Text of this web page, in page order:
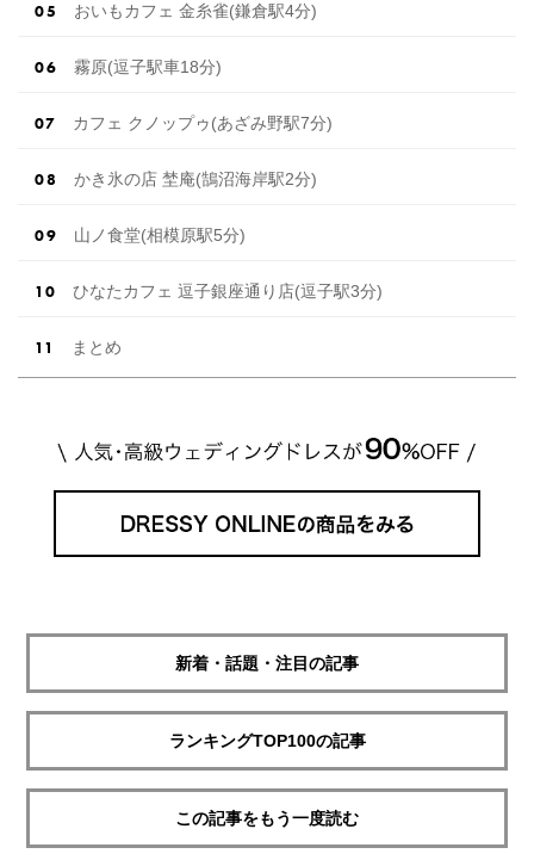
おいもカフェ 金糸雀(鎌倉駅4分)
霧原(逗子駅車18分)
カフェ クノップゥ(あざみ野駅7分)
かき氷の店 埜庵(鵠沼海岸駅2分)
山ノ食堂(相模原駅5分)
ひなたカフェ 逗子銀座通り店(逗子駅3分)
まとめ
新着・話題・注目の記事
ランキングTOP100の記事
この記事をもう一度読む